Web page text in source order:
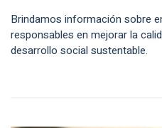
Brindamos información sobre
responsables en mejorar la
desarrollo social sustentable.